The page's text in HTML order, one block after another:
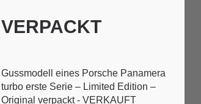
VERPACKT
Gussmodell eines Porsche Panamera
turbo erste Serie – Limited Edition –
Original verpackt - VERKAUFT